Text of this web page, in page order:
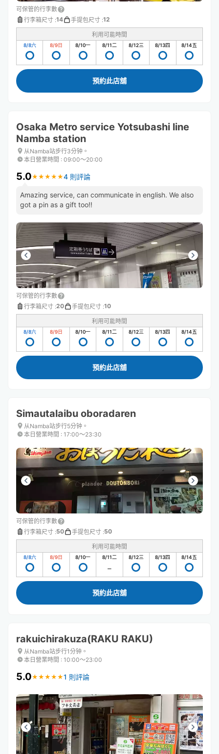
可保管的行李數
行李箱尺寸 :14 手提包尺寸 :12
利用可能時間
8/8六 8/9日 8/10一 8/11二 8/12三 8/13四 8/14五
預約此店舖
Osaka Metro service Yotsubashi line
Namba station
从Namba站步行3分钟。
本日營業時間 : 09:00〜20:00
5.0★ ★ ★ ★ ★
★ ★ ★ ★ ★4 則評論
Amazing service, can communicate in english. We also
got a pin as a gift too!!
可保管的行李數
行李箱尺寸 :20 手提包尺寸 :10
利用可能時間
8/8六 8/9日 8/10一 8/11二 8/12三 8/13四 8/14五
預約此店舖
Simautalaibu oboradaren
从Namba站步行5分钟。
本日營業時間 : 17:00〜23:30
可保管的行李數
行李箱尺寸 :50 手提包尺寸 :50
利用可能時間
8/8六 8/9日 8/10一 8/11二 8/12三 8/13四 8/14五
預約此店舖
rakuichirakuza(RAKU RAKU)
从Namba站步行1分钟。
本日營業時間 : 10:00〜23:00
5.0★ ★ ★ ★ ★
★ ★ ★ ★ ★1 則評論